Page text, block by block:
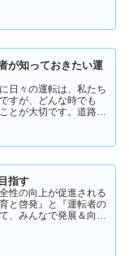
…
が知っておきたい運
日々の運転は、私たち
すが、どんな時でも
とが大切です。道路状
…
指す
性の向上が促進される
と啓発』と『運転者の
、みんなで発展＆向上